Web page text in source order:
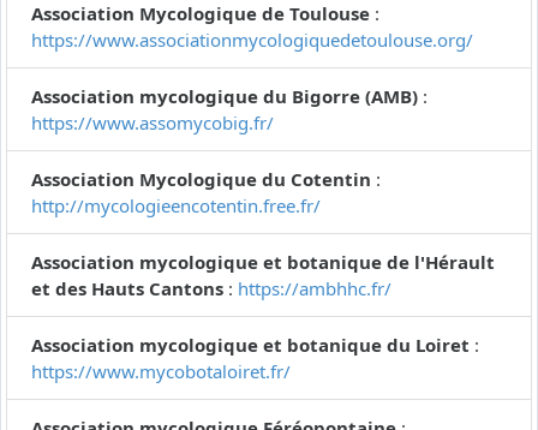
Association Mycologique de Toulouse :
https://www.associationmycologiquedetoulouse.org/
Association mycologique du Bigorre (AMB) :
https://www.assomycobig.fr/
Association Mycologique du Cotentin :
http://mycologieencotentin.free.fr/
Association mycologique et botanique de l'Hérault
et des Hauts Cantons : https://ambhhc.fr/
Association mycologique et botanique du Loiret :
https://www.mycobotaloiret.fr/